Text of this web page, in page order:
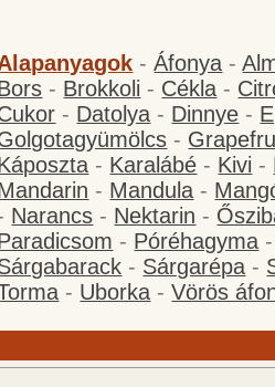
-Áfonya -
- Brokkoli - Cékla -
- Datolya - Dinnye -
-
- Karalábé - Kivi -
- Mandula -
Narancs - Nektarin -
- Póréhagyma
- Sárgarépa -
- Uborka -Vörös